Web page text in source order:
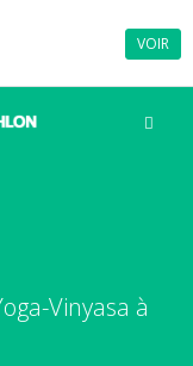
VOIR
Vinyasa à